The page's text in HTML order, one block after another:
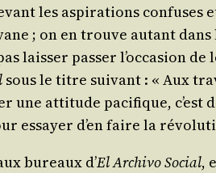
les aspi­ra­tions confuses
; on en trouve autant
lais­ser pas­ser l’oc­ca­sion de
sous le titre sui­vant : « Aux
atti­tude paci­fique,
essayer d’en faire la
bureaux d’El Archi­vo Social,